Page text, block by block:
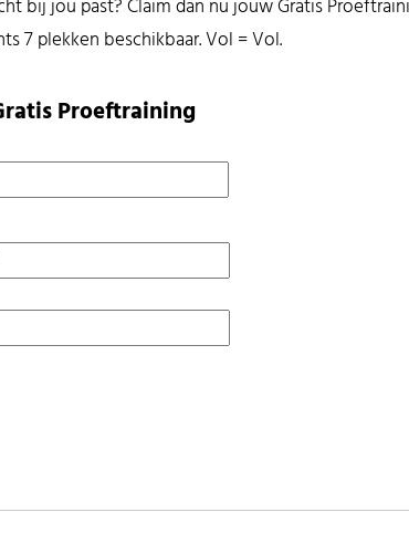
bij jou past? Claim dan nu jouw Gratis
7 plekken beschikbaar. Vol = Vol.
Proeftraining